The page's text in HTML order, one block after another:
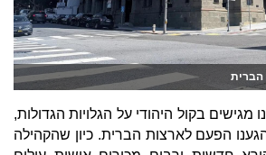
הברית
בקול היהודי על הגלויות הגדולות,
הגענו הפעם לארצות הברית. כיון שהקהילה